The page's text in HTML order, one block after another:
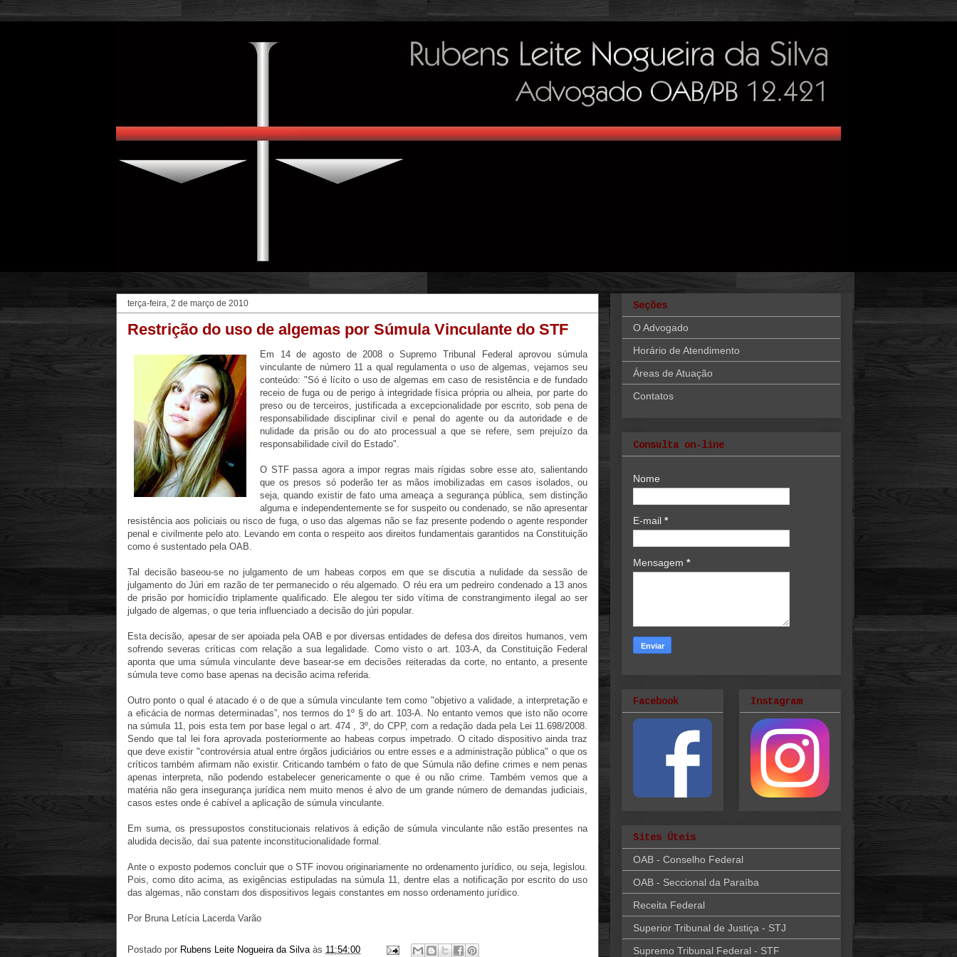
terça-feira, 2 de março de 2010
Restrição do uso de algemas por Súmula Vinculante do STF
Em 14 de agosto de 2008 o Supremo Tribunal Federal aprovou súmula
vinculante de número 11 a qual regulamenta o uso de algemas, vejamos seu
conteúdo: "Só é lícito o uso de algemas em caso de resistência e de fundado
receio de fuga ou de perigo à integridade física própria ou alheia, por parte do
preso ou de terceiros, justificada a excepcionalidade por escrito, sob pena de
responsabilidade disciplinar civil e penal do agente ou da autoridade e de
nulidade da prisão ou do ato processual a que se refere, sem prejuízo da
responsabilidade civil do Estado".
O STF passa agora a impor regras mais rígidas sobre esse ato, salientando
que os presos só poderão ter as mãos imobilizadas em casos isolados, ou
seja, quando existir de fato uma ameaça a segurança pública, sem distinção
alguma e independentemente se for suspeito ou condenado, se não apresentar
resistência aos policiais ou risco de fuga, o uso das algemas não se faz presente podendo o agente responder
penal e civilmente pelo ato. Levando em conta o respeito aos direitos fundamentais garantidos na Constituição
como é sustentado pela OAB.
Tal decisão baseou-se no julgamento de um habeas corpos em que se discutia a nulidade da sessão de
julgamento do Júri em razão de ter permanecido o réu algemado. O réu era um pedreiro condenado a 13 anos
de prisão por homicídio triplamente qualificado. Ele alegou ter sido vítima de constrangimento ilegal ao ser
julgado de algemas, o que teria influenciado a decisão do júri popular.
Esta decisão, apesar de ser apoiada pela OAB e por diversas entidades de defesa dos direitos humanos, vem
sofrendo severas críticas com relação a sua legalidade. Como visto o art. 103-A, da Constituição Federal
aponta que uma súmula vinculante deve basear-se em decisões reiteradas da corte, no entanto, a presente
súmula teve como base apenas na decisão acima referida.
Outro ponto o qual é atacado é o de que a súmula vinculante tem como "objetivo a validade, a interpretação e
a eficácia de normas determinadas”, nos termos do 1º § do art. 103-A. No entanto vemos que isto não ocorre
na súmula 11, pois esta tem por base legal o art. 474 , 3º, do CPP, com a redação dada pela Lei 11.698/2008.
Sendo que tal lei fora aprovada posteriormente ao habeas corpus impetrado. O citado dispositivo ainda traz
que deve existir "controvérsia atual entre órgãos judiciários ou entre esses e a administração pública" o que os
críticos também afirmam não existir. Criticando também o fato de que Súmula não define crimes e nem penas
apenas interpreta, não podendo estabelecer genericamente o que é ou não crime. Também vemos que a
matéria não gera insegurança jurídica nem muito menos é alvo de um grande número de demandas judiciais,
casos estes onde é cabível a aplicação de súmula vinculante.
Em suma, os pressupostos constitucionais relativos à edição de súmula vinculante não estão presentes na
aludida decisão, daí sua patente inconstitucionalidade formal.
Ante o exposto podemos concluir que o STF inovou originariamente no ordenamento jurídico, ou seja, legislou.
Pois, como dito acima, as exigências estipuladas na súmula 11, dentre elas a notificação por escrito do uso
das algemas, não constam dos dispositivos legais constantes em nosso ordenamento jurídico.
Por Bruna Letícia Lacerda Varão
Postado por Rubens Leite Nogueira da Silva às 11:54:00
Seções
O Advogado
Horário de Atendimento
Áreas de Atuação
Contatos
Consulta on-line
Nome
E-mail *
Mensagem *
Facebook Instagram
Sites Úteis
OAB - Conselho Federal
OAB - Seccional da Paraíba
Receita Federal
Superior Tribunal de Justiça - STJ
Supremo Tribunal Federal - STF